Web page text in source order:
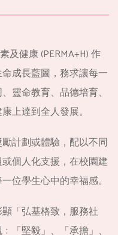
及健康 (PERMA+H) 作
成長藍圖，務求讓每一
靈命教育、品德培育、
上達到全人發展。
計劃或體驗，配以不同
個人化支援，在校園建
位學生心中的幸福感。
「弘基格致，服務社
「堅毅」、「承擔」、